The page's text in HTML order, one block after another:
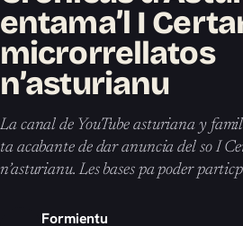
entama’l I
microrrellatos
n’asturianu
La canal de YouTube asturiana y
ta acabante de dar anuncia del so I
n’asturianu. Les bases pa poder
Formientu